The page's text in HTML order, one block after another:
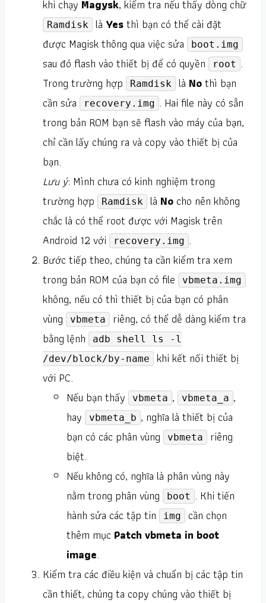
khi chạy Magysk, kiểm tra nếu thấy dòng chữ
Ramdisk là Yesthì bạn có thể cài đặt
được Magisk thông qua việc sửa
boot.img
sau đó flash vào thiết bị để có quyền root .
Trong trường hợp
Ramdisk là Nothì bạn
cần sửa
recovery.img . Hai file này có sẵn
trong bản ROM bạn sẽ flash vào máy của bạn,
chỉ cần lấy chúng ra và copy vào thiết bị của
bạn.
Lưu ý: Mình chưa có kinh nghiệm trong
trường hợp
Ramdisk là No cho nên không
chắc là có thể root được với Magisk trên
Android 12 với
recovery.img .
Bước tiếp theo, chúng ta cần kiểm tra xem
trong bản ROM của bạn có file
vbmeta.img
không, nếu có thì thiết bị của bạn có phân
vùng
vbmeta
riêng, có thể dễ dàng kiểm tra
bằng lệnh
adb shell ls -l
/dev/block/by-name
khi kết nối thiết bị
với PC.
Nếu bạn thấy
vbmeta , vbmeta_a ,
hay
vbmeta_b , nghĩa là thiết bị của
bạn có các phân vùng
vbmeta
riêng
biệt.
Nếu không có, nghĩa là phân vùng này
nằm trong phân vùng
boot . Khi tiến
hành sửa các tập tin
img
cần chọn
thêm mục Patch vbmeta in boot
image.
Kiểm tra các điều kiện và chuẩn bị các tập tin
cần thiết, chúng ta copy chúng vào thiết bị